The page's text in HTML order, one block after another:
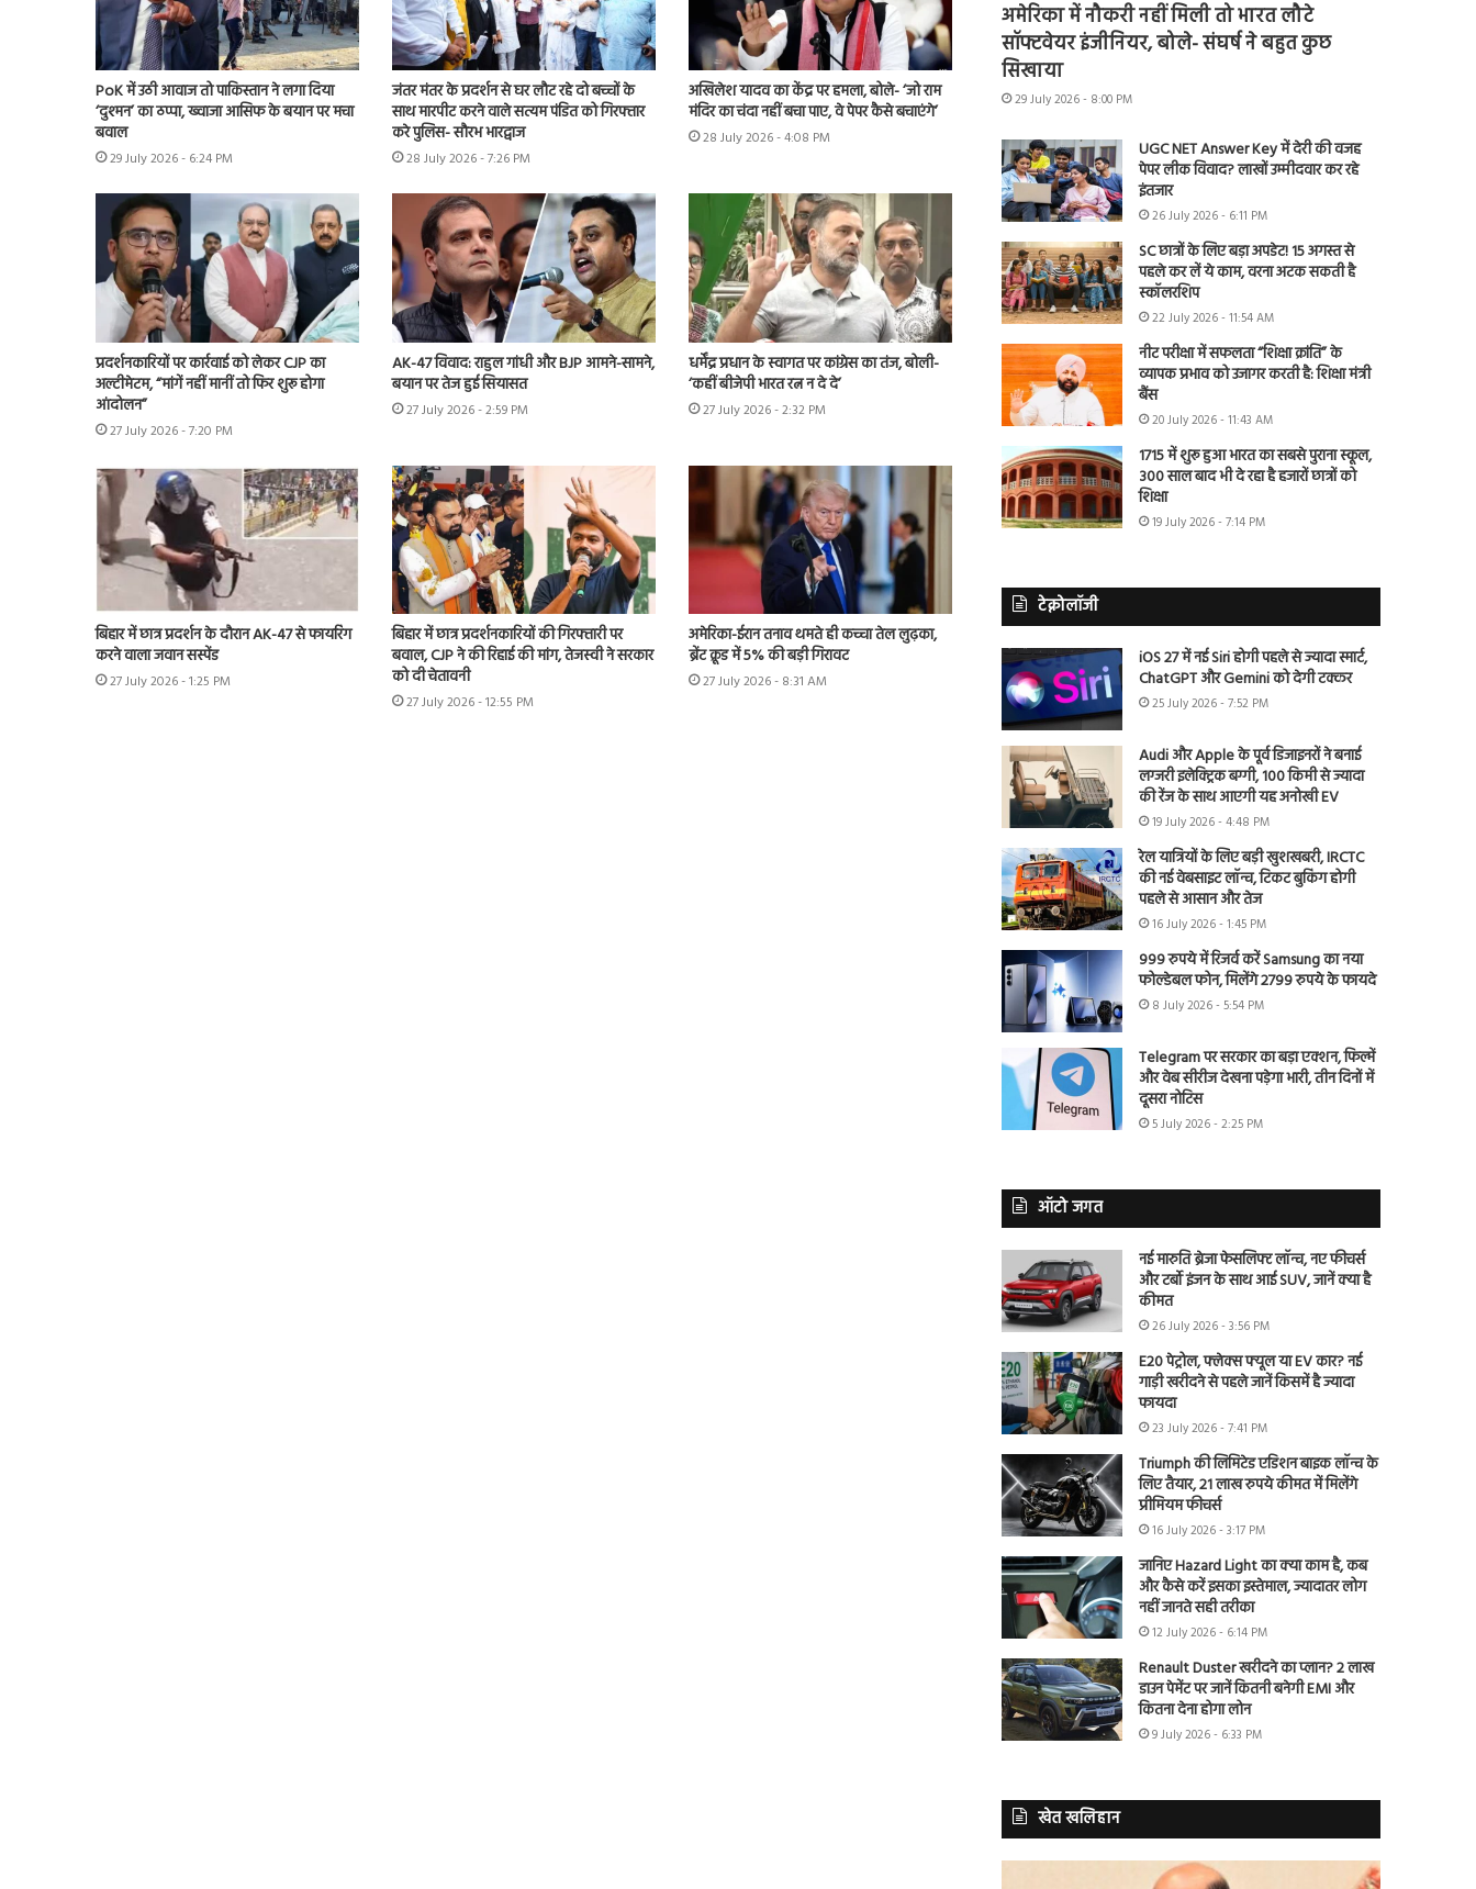
PoK में उठी आवाज तो पाकिस्तान ने लगा दिया
‘दुश्मन’ का ठप्पा, ख्वाजा आसिफ के बयान पर मचा
बवाल
29 July 2026 - 6:24 PM
जंतर मंतर के प्रदर्शन से घर लौट रहे दो बच्चों के
साथ मारपीट करने वाले सत्यम पंडित को गिरफ्तार
करे पुलिस- सौरभ भारद्वाज
28 July 2026 - 7:26 PM
अखिलेश यादव का केंद्र पर हमला, बोले- ‘जो राम
मंदिर का चंदा नहीं बचा पाए, वे पेपर कैसे बचाएंगे’
28 July 2026 - 4:08 PM
प्रदर्शनकारियों पर कार्रवाई को लेकर CJP का
अल्टीमेटम, “मांगें नहीं मानीं तो फिर शुरू होगा
आंदोलन”
27 July 2026 - 7:20 PM
AK-47 विवाद: राहुल गांधी और BJP आमने-सामने,
बयान पर तेज हुई सियासत
27 July 2026 - 2:59 PM
धर्मेंद्र प्रधान के स्वागत पर कांग्रेस का तंज, बोली-
‘कहीं बीजेपी भारत रत्न न दे दे’
27 July 2026 - 2:32 PM
बिहार में छात्र प्रदर्शन के दौरान AK-47 से फायरिंग
करने वाला जवान सस्पेंड
27 July 2026 - 1:25 PM
बिहार में छात्र प्रदर्शनकारियों की गिरफ्तारी पर
बवाल, CJP ने की रिहाई की मांग, तेजस्वी ने सरकार
को दी चेतावनी
27 July 2026 - 12:55 PM
अमेरिका-ईरान तनाव थमते ही कच्चा तेल लुढ़का,
ब्रेंट क्रूड में 5% की बड़ी गिरावट
27 July 2026 - 8:31 AM
अमेरिका में नौकरी नहीं मिली तो भारत लौटे
सॉफ्टवेयर इंजीनियर, बोले- संघर्ष ने बहुत कुछ
सिखाया
29 July 2026 - 8:00 PM
UGC NET Answer Key में देरी की वजह
पेपर लीक विवाद? लाखों उम्मीदवार कर रहे
इंतजार
26 July 2026 - 6:11 PM
SC छात्रों के लिए बड़ा अपडेट! 15 अगस्त से
पहले कर लें ये काम, वरना अटक सकती है
स्कॉलरशिप
22 July 2026 - 11:54 AM
नीट परीक्षा में सफलता “शिक्षा क्रांति” के
व्यापक प्रभाव को उजागर करती है: शिक्षा मंत्री
बैंस
20 July 2026 - 11:43 AM
1715 में शुरू हुआ भारत का सबसे पुराना स्कूल,
300 साल बाद भी दे रहा है हजारों छात्रों को
शिक्षा
19 July 2026 - 7:14 PM
टेक्नोलॉजी
iOS 27 में नई Siri होगी पहले से ज्यादा स्मार्ट,
ChatGPT और Gemini को देगी टक्कर
25 July 2026 - 7:52 PM
Audi और Apple के पूर्व डिजाइनरों ने बनाई
लग्जरी इलेक्ट्रिक बग्गी, 100 किमी से ज्यादा
की रेंज के साथ आएगी यह अनोखी EV
19 July 2026 - 4:48 PM
रेल यात्रियों के लिए बड़ी खुशखबरी, IRCTC
की नई वेबसाइट लॉन्च, टिकट बुकिंग होगी
पहले से आसान और तेज
16 July 2026 - 1:45 PM
999 रुपये में रिजर्व करें Samsung का नया
फोल्डेबल फोन, मिलेंगे 2799 रुपये के फायदे
8 July 2026 - 5:54 PM
Telegram पर सरकार का बड़ा एक्शन, फिल्में
और वेब सीरीज देखना पड़ेगा भारी, तीन दिनों में
दूसरा नोटिस
5 July 2026 - 2:25 PM
ऑटो जगत
नई मारुति ब्रेजा फेसलिफ्ट लॉन्च, नए फीचर्स
और टर्बो इंजन के साथ आई SUV, जानें क्या है
कीमत
26 July 2026 - 3:56 PM
E20 पेट्रोल, फ्लेक्स फ्यूल या EV कार? नई
गाड़ी खरीदने से पहले जानें किसमें है ज्यादा
फायदा
23 July 2026 - 7:41 PM
Triumph की लिमिटेड एडिशन बाइक लॉन्च के
लिए तैयार, 21 लाख रुपये कीमत में मिलेंगे
प्रीमियम फीचर्स
16 July 2026 - 3:17 PM
जानिए Hazard Light का क्या काम है, कब
और कैसे करें इसका इस्तेमाल, ज्यादातर लोग
नहीं जानते सही तरीका
12 July 2026 - 6:14 PM
Renault Duster खरीदने का प्लान? 2 लाख
डाउन पेमेंट पर जानें कितनी बनेगी EMI और
कितना देना होगा लोन
9 July 2026 - 6:33 PM
खेत खलिहान